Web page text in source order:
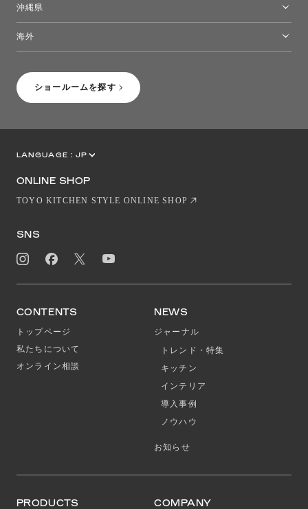
ショールームを探す
沖縄県
海外
LANGUAGE : JP
ONLINE SHOP
TOYO KITCHEN STYLE ONLINE SHOP
SNS
CONTENTS
トップページ
私たちについて
オンライン相談
NEWS
ジャーナル
トレンド・特集
キッチン
インテリア
導入事例
ノウハウ
お知らせ
PRODUCTS COMPANY